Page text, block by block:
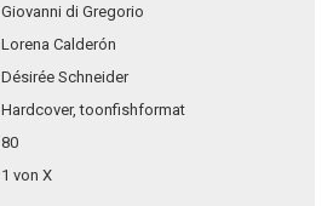
Giovanni di Gregorio
Lorena Calderón
Désirée Schneider
Hardcover, toonfishformat
80
1 von X